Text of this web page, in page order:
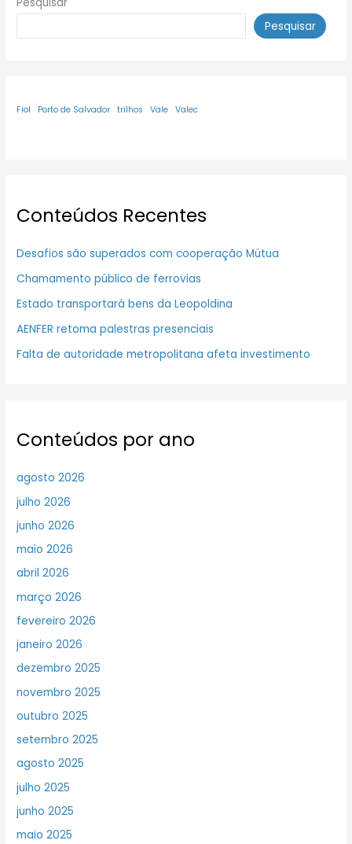
Pesquisar
Fiol Porto de Salvador trilhos Vale Valec
Conteúdos Recentes
Desafios são superados com cooperação Mútua
Chamamento público de ferrovias
Estado transportará bens da Leopoldina
AENFER retoma palestras presenciais
Falta de autoridade metropolitana afeta investimento
Conteúdos por ano
agosto 2026
julho 2026
junho 2026
maio 2026
abril 2026
março 2026
fevereiro 2026
janeiro 2026
dezembro 2025
novembro 2025
outubro 2025
setembro 2025
agosto 2025
julho 2025
junho 2025
maio 2025